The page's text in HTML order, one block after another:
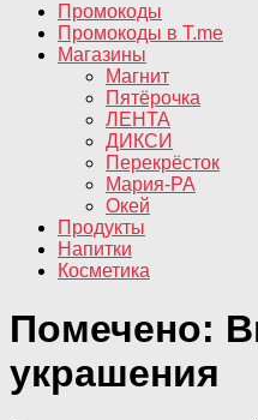
Промокоды
Промокоды в T.me
Магазины
Магнит
Пятёрочка
ЛЕНТА
ДИКСИ
Перекрёсток
Мария-РА
Окей
Продукты
Напитки
Косметика
Помечено:
украшения